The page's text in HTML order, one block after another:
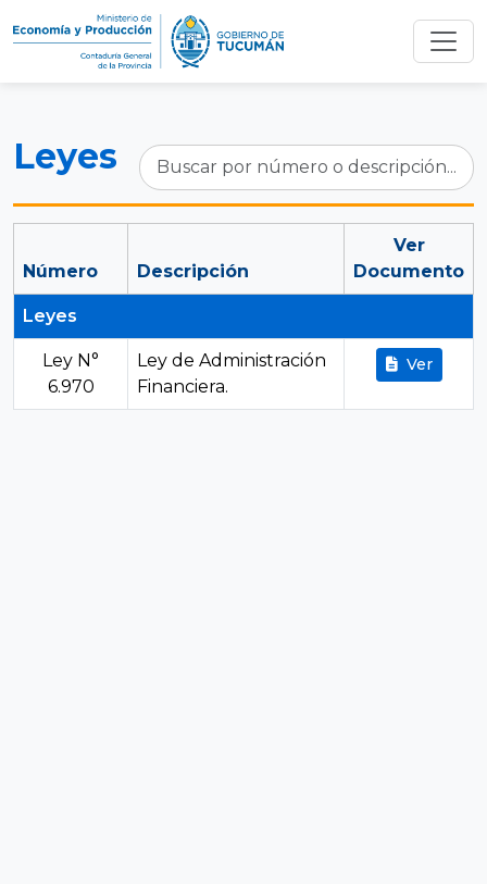
Leyes
Número Descripción
Ver
Documento
Leyes
Ley N°
6.970
Ley de Administración
Financiera.
Ver